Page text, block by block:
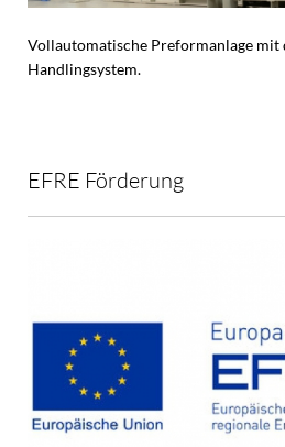
Vollautomatische Preformanlage mit
Handlingsystem.
EFRE Förderung